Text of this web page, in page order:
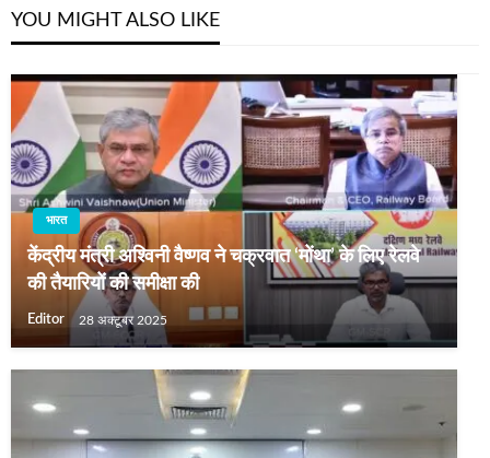
YOU MIGHT ALSO LIKE
भारत
केंद्रीय मंत्री अश्विनी वैष्णव ने चक्रवात ‘मोंथा’ के लिए रेलवे
की तैयारियों की समीक्षा की
Editor 28 अक्टूबर 2025